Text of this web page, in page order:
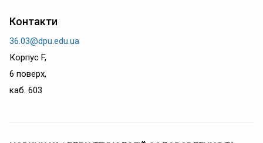
Контакти
36.03@dpu.edu.ua
Корпус F,
6 поверх,
каб. 603